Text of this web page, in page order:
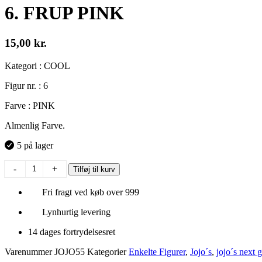
6. FRUP PINK
15,00 kr.
Kategori : COOL
Figur nr. : 6
Farve : PINK
Almenlig Farve.
5 på lager
-
antal
+ Tilføj til kurv
Fri fragt ved køb over 999
Lynhurtig levering
14 dages fortrydelsesret
VarenummerJOJO55 Kategorier Enkelte Figurer, Jojo´s, jojo´s next